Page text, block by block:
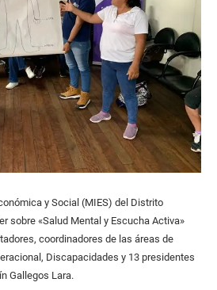
y Social (MIES) del Distrito
sobre «Salud Mental y Escucha Activa»
coordinadores de las áreas de
Discapacidades y 13 presidentes
Gallegos Lara.